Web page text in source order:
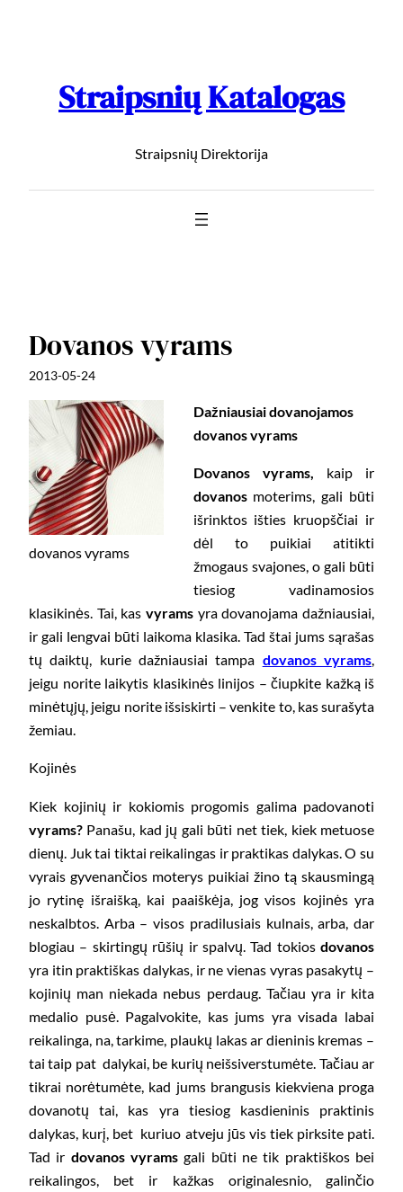
Straipsnių Katalogas
Straipsnių Direktorija
Dovanos vyrams
2013-05-24
dovanos vyrams
Dažniausiai dovanojamos
dovanos vyrams
Dovanos vyrams, kaip ir
dovanosmoterims, gali būti
išrinktos išties kruopščiai ir
dėl to puikiai atitikti
žmogaus svajones, o gali būti
tiesiog vadinamosios
klasikinės. Tai, kas vyrams yra dovanojama dažniausiai,
ir gali lengvai būti laikoma klasika. Tad štai jums sąrašas
tų daiktų, kurie dažniausiai tampa dovanos vyrams,
jeigu norite laikytis klasikinės linijos – čiupkite kažką iš
minėtųjų, jeigu norite išsiskirti – venkite to, kas surašyta
žemiau.
Kojinės
Kiek kojinių ir kokiomis progomis galima padovanoti
vyrams? Panašu, kad jų gali būti net tiek, kiek metuose
dienų. Juk tai tiktai reikalingas ir praktikas dalykas. O su
vyrais gyvenančios moterys puikiai žino tą skausmingą
jo rytinę išraišką, kai paaiškėja, jog visos kojinės yra
neskalbtos. Arba – visos pradilusiais kulnais, arba, dar
blogiau – skirtingų rūšių ir spalvų. Tad tokios dovanos
yra itin praktiškas dalykas, ir ne vienas vyras pasakytų –
kojinių man niekada nebus perdaug. Tačiau yra ir kita
medalio pusė. Pagalvokite, kas jums yra visada labai
reikalinga, na, tarkime, plaukų lakas ar dieninis kremas –
tai taip pat dalykai, be kurių neišsiverstumėte. Tačiau ar
tikrai norėtumėte, kad jums brangusis kiekviena proga
dovanotų tai, kas yra tiesiog kasdieninis praktinis
dalykas, kurį, bet kuriuo atveju jūs vis tiek pirksite pati.
Tad ir dovanos vyrams gali būti ne tik praktiškos bei
reikalingos, bet ir kažkas originalesnio, galinčio